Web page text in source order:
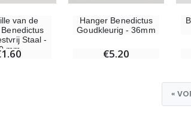
van de
Staal -
mm,
Hanger Benedictus
Goudkleurig - 36mm
€5.20
«